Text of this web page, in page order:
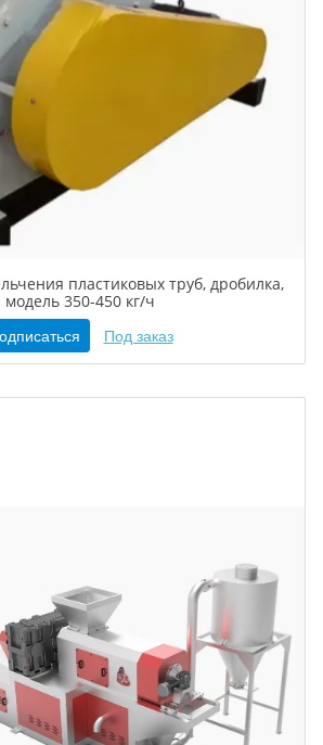
пластиковых труб, дробилка,
модель 350-450 кг/ч
Под заказ